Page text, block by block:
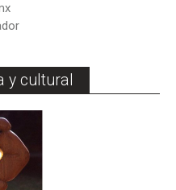
y cultural